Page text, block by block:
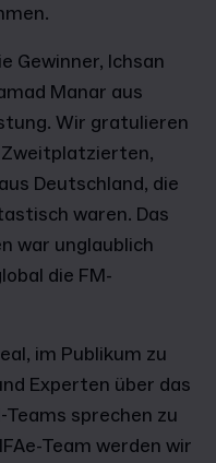
Gewinner, Ichsan
Manar aus
Wir gratulieren
Deutschland, die
waren. Das
war unglaublich
die FM-
im Publikum zu
Experten über das
sprechen zu
Team werden wir